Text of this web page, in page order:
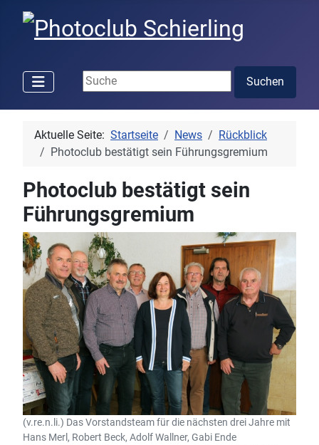
Suchen ...
Suchen
Aktuelle Seite: Startseite News
Rückblick
Photoclub bestätigt sein Führungsgremium
Photoclub bestätigt sein
Führungsgremium
(v.re.n.li.) Das Vorstandsteam für die nächsten drei Jahre mit
Hans Merl, Robert Beck, Adolf Wallner, Gabi Ende